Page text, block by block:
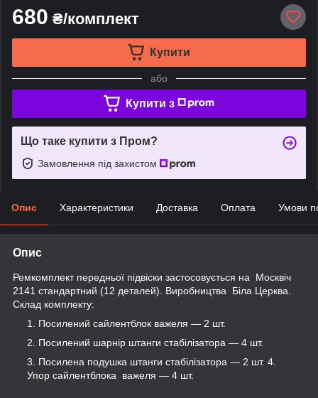
680 ₴/комплект
Купити
або
Купити з
Що таке купити з Пром?
Замовлення під захистом
Опис Характеристики Доставка Оплата Умови
Опис
Ремкомплект передньої підвіски застосовується на Москвіч
2141 стандартний (12 деталей). Виробництва Біла Церква.
Склад комплекту:
Посилений сайлентблок важеля — 2 шт.
Посилений шарнір штанги стабілізатора — 4 шт.
Посилена подушка штанги стабілізатора — 2 шт. 4.
Упор сайлентблока важеля — 4 шт.